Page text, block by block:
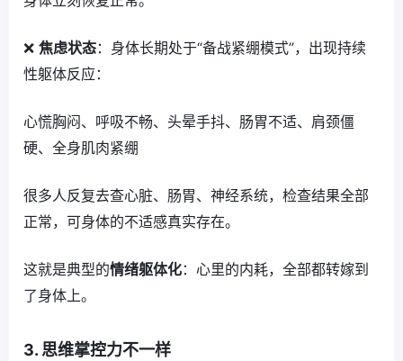
❌ 焦虑状态：身体长期处于“备战紧绷模式”，出现持续
性躯体反应：
心慌胸闷、呼吸不畅、头晕手抖、肠胃不适、肩颈僵
硬、全身肌肉紧绷
很多人反复去查心脏、肠胃、神经系统，检查结果全部
正常，可身体的不适感真实存在。
这就是典型的情绪躯体化：心里的内耗，全部都转嫁到
了身体上。
3. 思维掌控力不一样